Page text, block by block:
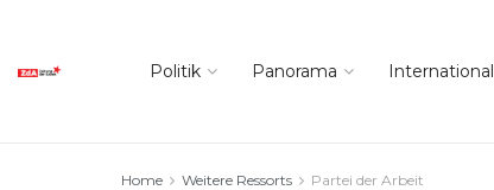
Politik Panorama International
Home Weitere Ressorts Partei der Arbeit